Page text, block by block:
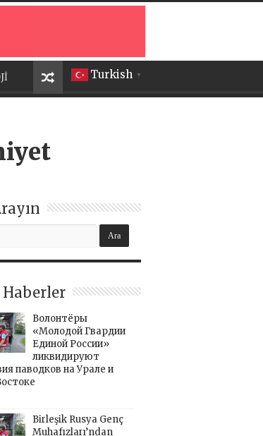
Turkish ▼
Волонтёры
«Молодой Гвардии
Единой России»
ликвидируют
паводков на Урале и
Birleşik Rusya Genç
Muhafızları’ndan